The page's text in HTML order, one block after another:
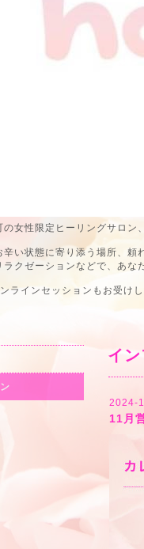
女性限定ヒーリングサロン
い状態に寄り添う場所、頼
ラクゼーションなどで、あな
ラインセッションもお受けし
イ
2024-
11月